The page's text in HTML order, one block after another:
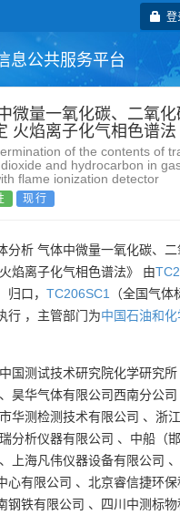
登
息公共服务平台
行业标准
企业标准
技术委员会
微量一氧化碳、二氧
火焰离子化气相色谱法
of the contents of
and hydrocarbon in
flame ionization detector
现行
分析 气体中微量一氧化碳、
焰离子化气相色谱法》 由
口， TC206SC1
（全国气
行 ，主管部门为中国石油和
中国测试技术研究院化学研究所
、 昊华气体有限公司西南分公司
华测检测技术有限公司 、 浙
分析仪器有限公司 、 中船（
、 上海凡伟仪器设备有限公司 、
心有限公司 、 北京睿信捷环
钢铁有限公司 、
四川中测标